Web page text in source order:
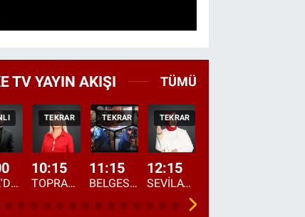
TV YAYIN AKIŞI TÜMÜ
ÜLKE'DE BU SABAH
TEKRAR
10:15
TOPRAKTAN SOFRAYA
TEKRAR
11:15
BELGESEL: "ÜLKE'NİN ALIN TERİ"
TEKRAR
12:15
SEVİLAY SUNGUR İLE ELİMİN BEREKETİ